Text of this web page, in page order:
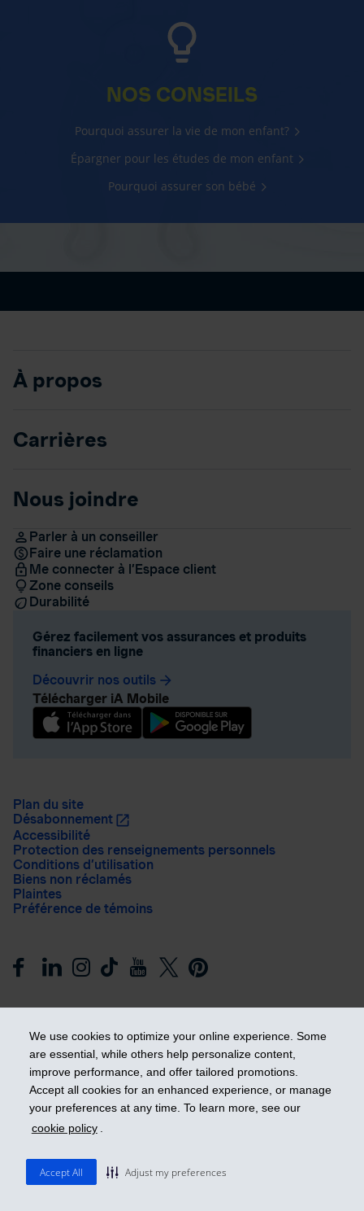
We use cookies to optimize your online experience. Some
are essential, while others help personalize content,
improve performance, and offer tailored promotions.
Accept all cookies for an enhanced experience, or manage
your preferences at any time. To learn more, see our
cookie policy .
Accept All Adjust my preferences
NOS CONSEILS
Pourquoi assurer la vie de mon enfant?
Épargner pour les études de mon enfant
Pourquoi assurer son bébé
À propos
Carrières
Nous joindre
Parler à un conseiller
Faire une réclamation
Me connecter à l’Espace client
Zone conseils
Durabilité
Gérez facilement vos assurances et produits
financiers en ligne
Découvrir nos outils arrow_forward
Télécharger iA Mobile
Plan du site
Désabonnement
Accessibilité
Protection des renseignements personnels
Conditions d’utilisation
Biens non réclamés
Plaintes
Préférence de témoins
Prendre les devants